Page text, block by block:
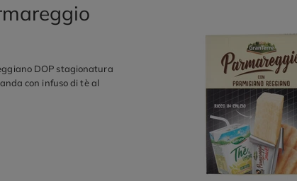
DOP stagionatura
con infuso di tè al